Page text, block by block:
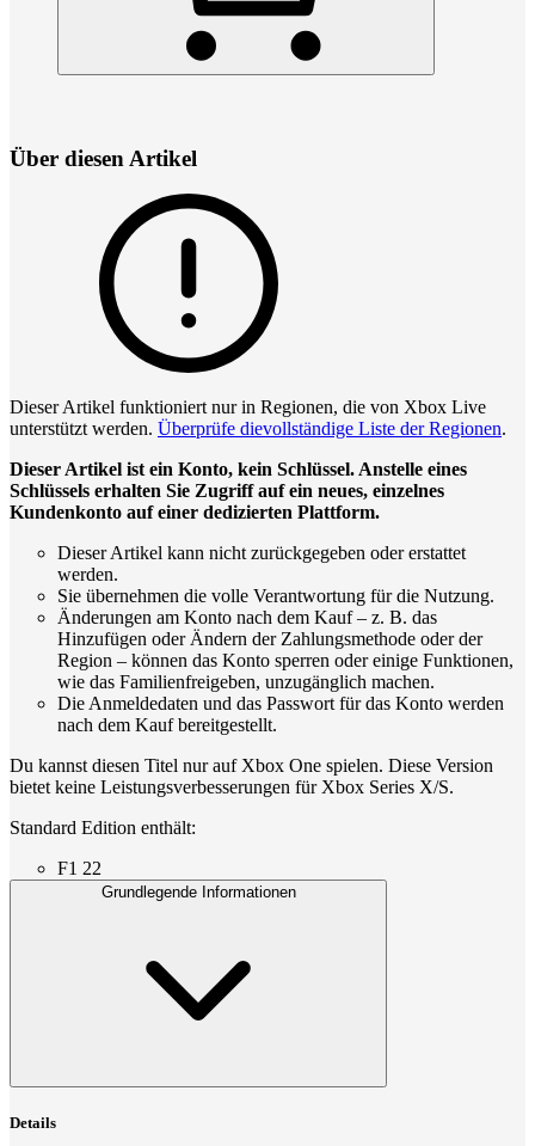
Über diesen Artikel
Dieser Artikel funktioniert nur in Regionen, die von Xbox Live
unterstützt werden. Überprüfe dievollständige Liste der Regionen.
Dieser Artikel ist ein Konto, kein Schlüssel. Anstelle eines
Schlüssels erhalten Sie Zugriff auf ein neues, einzelnes
Kundenkonto auf einer dedizierten Plattform.
Dieser Artikel kann nicht zurückgegeben oder erstattet
werden.
Sie übernehmen die volle Verantwortung für die Nutzung.
Änderungen am Konto nach dem Kauf – z. B. das
Hinzufügen oder Ändern der Zahlungsmethode oder der
Region – können das Konto sperren oder einige Funktionen,
wie das Familienfreigeben, unzugänglich machen.
Die Anmeldedaten und das Passwort für das Konto werden
nach dem Kauf bereitgestellt.
Du kannst diesen Titel nur auf Xbox One spielen. Diese Version
bietet keine Leistungsverbesserungen für Xbox Series X/S.
Standard Edition enthält:
F1 22
Grundlegende Informationen
Details